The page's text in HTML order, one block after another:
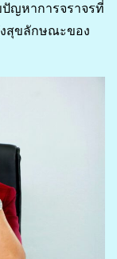
ปัญหาการจราจรที่
สุขลักษณะของ